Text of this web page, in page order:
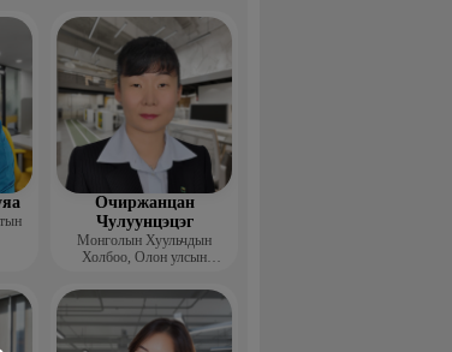
Очиржанцан
Чулуунцэцэг
Монголын Хуульчдын
Холбоо, Олон улсын